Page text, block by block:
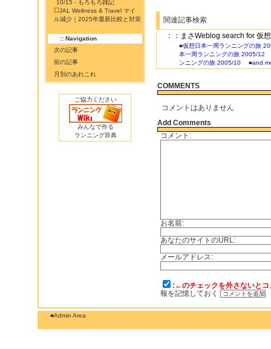
10/15 - もろもろ雑記
JAL Wellness & Travel マイ
ル減少｜2025年最新比較と対策
:: Navigation
次の記事
前の記事
月別のあれこれ
ご協力ください
みんなで作る
ランニング辞典
関連記事検索
：：まさWeblog search for 仮
■仮想日本一周ランニングの旅
本一周ランニングの旅 2005/12
ンニングの旅 2005/10 ■and
COMMENTS
コメントはありません
Add Comments
コメント:
お名前:
あなたのサイトのURL:
メールアドレス:
:←のチェックを外さないと
報を記憶しておく
■Admin Area